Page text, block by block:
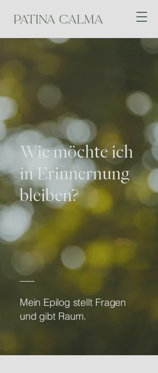
Wie möchte ich
in Erinnernung
bleiben?
Mein Epilog stellt Fragen
und gibt Raum.